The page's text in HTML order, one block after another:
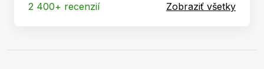
2 400+ recenzií Zobraziť všetky